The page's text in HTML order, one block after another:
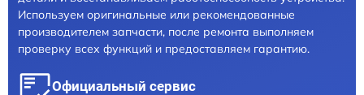
Используем оригинальные или рекомендованные
производителем запчасти, после ремонта выполняем
проверку всех функций и предоставляем гарантию.
Официальный сервис